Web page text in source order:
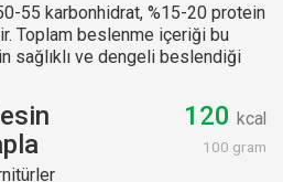
55 karbonhidrat, %15-20 protein
Toplam beslenme içeriği bu
sağlıklı ve dengeli beslendiği
120 kcal
100 gram